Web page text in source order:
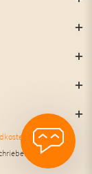
und ggf.